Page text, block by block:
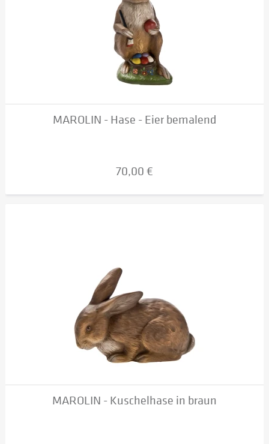
MAROLIN - Hase - Eier bemalend
70,00 €
MAROLIN - Kuschelhase in braun